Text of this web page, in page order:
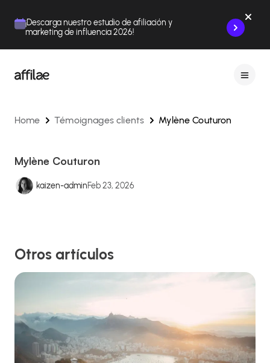
¡Descarga nuestro estudio de afiliación y
marketing de influencia 2026!
Home Témoignages clients Mylène Couturon
Mylène Couturon
kaizen-adminFeb 23, 2026
Otros artículos